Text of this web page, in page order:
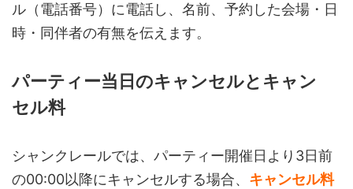
ル（電話番号）に電話し、名前、予約した会場・日
時・同伴者の有無を伝えます。
パーティー当日のキャンセルとキャン
セル料
シャンクレールでは、パーティー開催日より3日前
の00:00以降にキャンセルする場合、 キャンセル料